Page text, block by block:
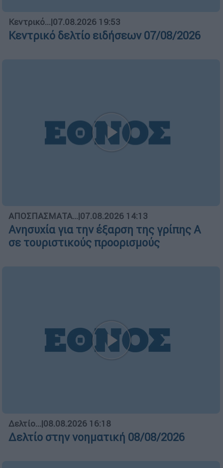
Δελτίο...|08.08.2026 16:18
Δελτίο στην νοηματική 08/08/2026
07/08/2026
ΑΥΤΟ ΤΟ ΔΙΑΒΑΣΕΣ;
Τα «γεράκια» της Ψάθας: Έσωσαν
από τη μεγάλη φωτιά τη γειτονιά
που κάποτε τους έδιωχνε